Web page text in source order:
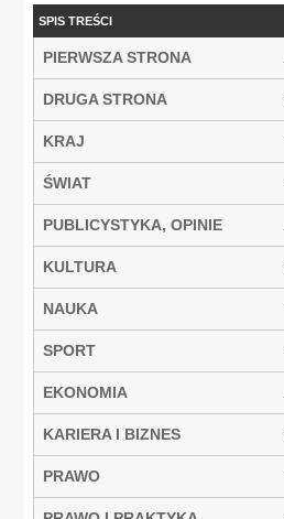
SPIS TREŚCI
PIERWSZA STRONA
DRUGA STRONA
KRAJ
ŚWIAT
PUBLICYSTYKA, OPINIE
KULTURA
NAUKA
SPORT
EKONOMIA
KARIERA I BIZNES
PRAWO